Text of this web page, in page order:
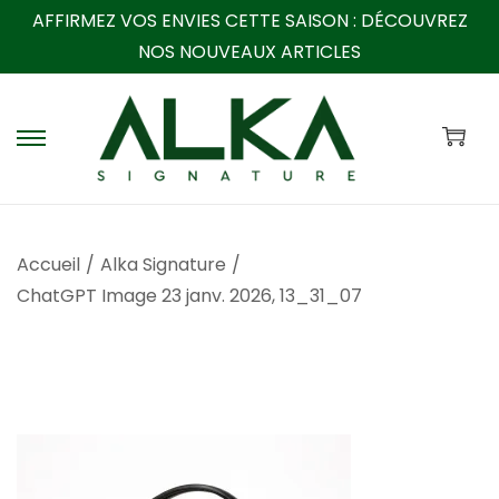
AFFIRMEZ VOS ENVIES CETTE SAISON : DÉCOUVREZ
NOS NOUVEAUX ARTICLES
P
a
r
P
a
r
Accueil / Alka Signature /
ChatGPT Image 23 janv. 2026, 13_31_07